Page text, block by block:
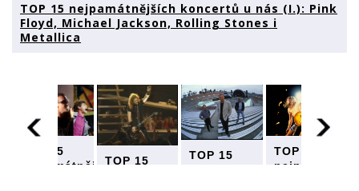
TOP 15 nejpamátnějších koncertů u nás (I.): Pink
Floyd, Michael Jackson, Rolling Stones i
Metallica
TOP 15
nejpamátnějšíchTOP 15
TOP 15
TOP 15